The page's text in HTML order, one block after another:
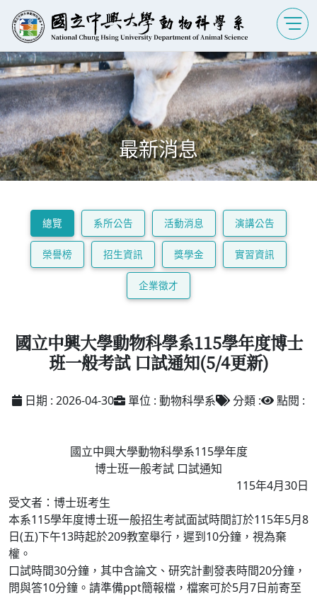
最新消息
總覽 系所公告 活動消息 演講公告
榮譽榜 招生資訊 獎學金 實習資訊
企業徵才
國立中興大學動物科學系115學年度博士
班一般考試 口試通知(5/4更新)
日期 : 2026-04-30 單位 : 動物科學系 分類 : 點閱 :
國立中興大學動物科學系115學年度
博士班一般考試 口試通知
115年4月30日
受文者：博士班考生
本系115學年度博士班一般招生考試面試時間訂於115年5月8
日(五)下午13時起於209教室舉行，遲到10分鐘，視為棄
權。
口試時間30分鐘，其中含論文、研究計劃發表時間20分鐘，
問與答10分鐘。請準備ppt簡報檔，檔案可於5月7日前寄至